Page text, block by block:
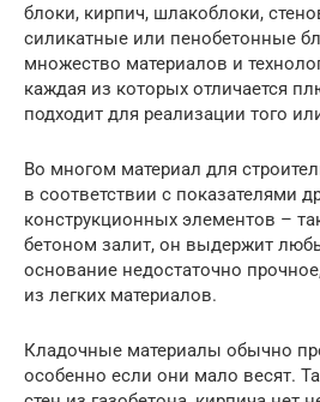
блоки, кирпич, шлакоблоки,
силикатные или пенобетонные
множество материалов и
каждая из которых отличается
подходит для реализации того
Во многом материал для
в соответствии с показателями
конструкционных элементов –
бетоном залит, он выдержит
основание недостаточно
из легких материалов.
Кладочные материалы обычно
особенно если они мало весят.